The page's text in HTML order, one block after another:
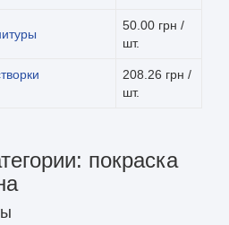
50.00 грн /
шт.
208.26 грн /
шт.
покраска